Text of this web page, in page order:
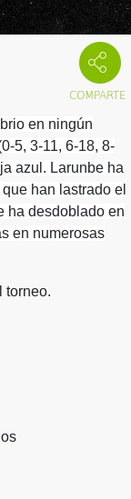
en ningún
5, 3-11, 6-18, 8-
azul. Larunbe ha
han lastrado el
ha desdoblado en
en numerosas
torneo.